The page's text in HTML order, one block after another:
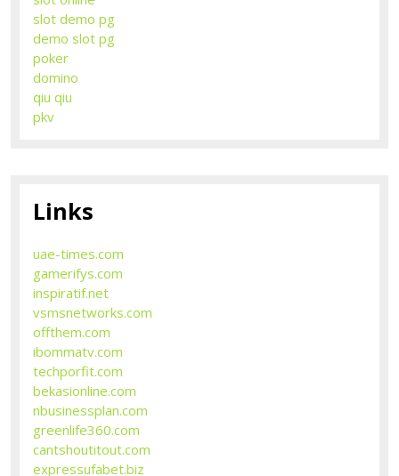
slot demo pg
demo slot pg
poker
domino
qiu qiu
pkv
Links
uae-times.com
gamerifys.com
inspiratif.net
vsmsnetworks.com
offthem.com
ibommatv.com
techporfit.com
bekasionline.com
nbusinessplan.com
greenlife360.com
cantshoutitout.com
expressufabet.biz